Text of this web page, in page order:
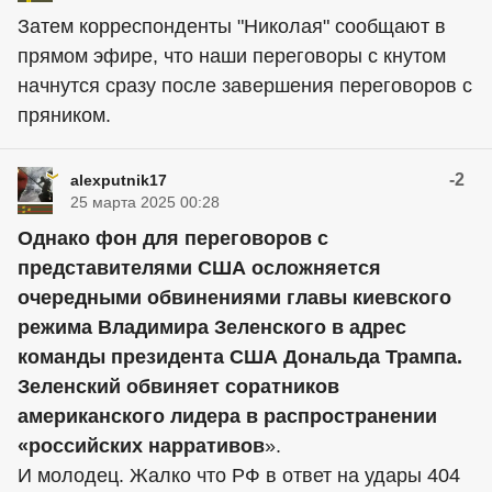
Затем корреспонденты "Николая" сообщают в
прямом эфире, что наши переговоры с кнутом
начнутся сразу после завершения переговоров с
пряником.
alexputnik17 -2
25 марта 2025 00:28
Однако фон для переговоров с
представителями США осложняется
очередными обвинениями главы киевского
режима Владимира Зеленского в адрес
команды президента США Дональда Трампа.
Зеленский обвиняет соратников
американского лидера в распространении
«российских нарративов».
И молодец. Жалко что РФ в ответ на удары 404